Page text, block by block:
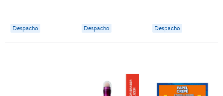
Despacho Despacho Despacho